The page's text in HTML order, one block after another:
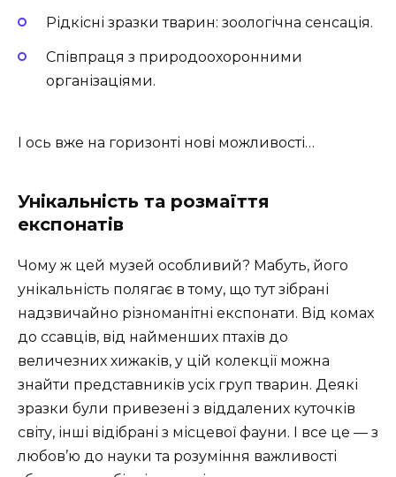
Рідкісні зразки тварин: зоологічна сенсація.
Співпраця з природоохоронними
організаціями.
І ось вже на горизонті нові можливості…
Унікальність та розмаїття
експонатів
Чому ж цей музей особливий? Мабуть, його
унікальність полягає в тому, що тут зібрані
надзвичайно різноманітні експонати. Від комах
до ссавців, від найменших птахів до
величезних хижаків, у цій колекції можна
знайти представників усіх груп тварин. Деякі
зразки були привезені з віддалених куточків
світу, інші відібрані з місцевої фауни. І все це — з
любов’ю до науки та розуміння важливості